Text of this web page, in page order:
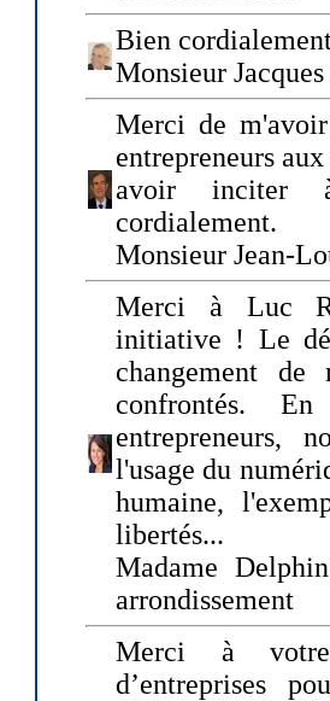
Bien
Monsieur
Merci de
entrepreneurs
avoir inciter
cordialement.
Monsieur Jean-
Merci à Luc
initiative ! Le
changement de
confrontés.
entrepreneurs,
l'usage du
humaine,
libertés...
Madame
arrondissement
Merci à
d’entreprises